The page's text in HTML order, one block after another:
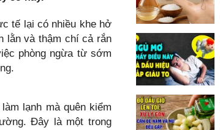
tế lại có nhiều khe hở
lằn và thậm chí cả rắn
phòng ngừa từ sớm
lạnh mà quên kiểm
Đây là một trong